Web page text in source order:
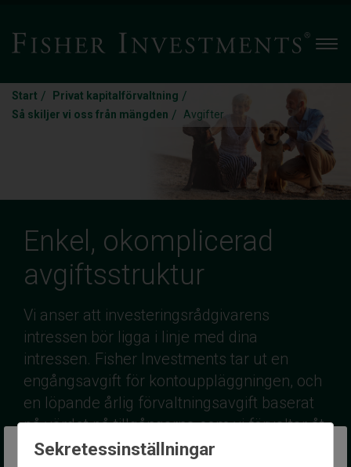
Start / Privat kapitalförvaltning /
Så skiljer vi oss från mängden / Avgifter
Enkel, okomplicerad
avgiftsstruktur
Vi anser att investeringsrådgivarens
intressen bör ligga i linje med dina
intressen. Fisher Investments tar ut en
engångsavgift för kontouppläggningen, och
en löpande årlig förvaltningsavgift baserat
på värdet på tillgångarna som vi förvaltar åt
dig.
Sekretessinställningar